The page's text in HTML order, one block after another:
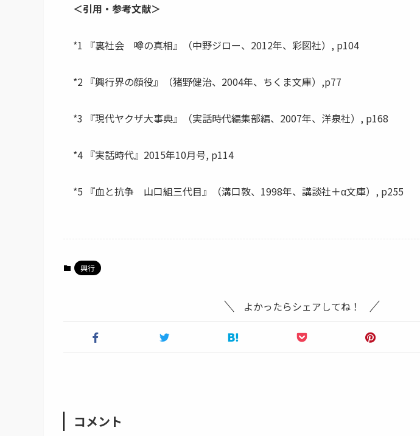
＜引用・参考文献＞
*1 『裏社会 噂の真相』（中野ジロー、2012年、彩図社）, p104
*2 『興行界の顔役』（猪野健治、2004年、ちくま文庫）,p77
*3 『現代ヤクザ大事典』（実話時代編集部編、2007年、洋泉社）, p168
*4 『実話時代』2015年10月号, p114
*5 『血と抗争 山口組三代目』（溝口敦、1998年、講談社＋α文庫）, p255
興行
よかったらシェアしてね！
コメント